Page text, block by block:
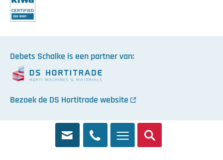
Debets Schalke is een partner van:
Bezoek de DS Hortitrade website